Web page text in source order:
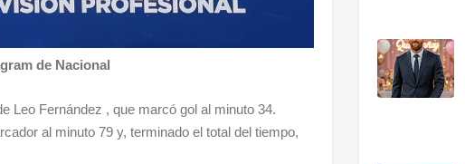
de Nacional
Leo Fernández , que marcó gol al minuto 34.
al minuto 79 y, terminado el total del tiempo,